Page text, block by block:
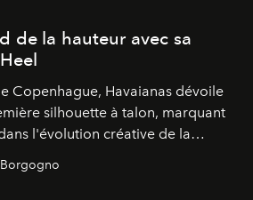
de la hauteur avec sa
Copenhague, Havaianas dévoile
silhouette à talon, marquant
l'évolution créative de la